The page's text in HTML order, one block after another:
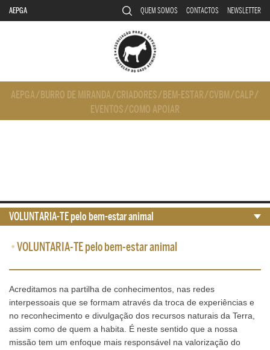
AEPGA QUEM SOMOS CONTACTOS NEWSLETTER
AEPGA/ BURRO DE MIRANDA/CRIADORES/ BEM-ESTAR/CVBM/CALP/
EVENTOS/COMO APOIAR
•VOLUNTARIA-TE pelo bem-estar animal
Acreditamos na partilha de conhecimentos, nas redes
interpessoais que se formam através da troca de experiências e
no reconhecimento e divulgação dos recursos naturais da Terra,
assim como de quem a habita. É neste sentido que a nossa
missão tem um enfoque mais responsável na valorização do
VOLUNTARIA-TE pelo bem-estar animal